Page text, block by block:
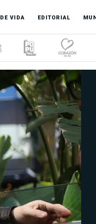
VIDA EDITORIAL